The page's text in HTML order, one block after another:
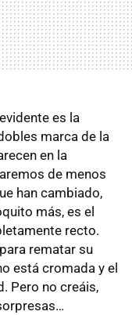
es la
marca de la
en la
de menos
han cambiado,
más, es el
recto.
rematar su
está cromada y el
Pero no creáis,